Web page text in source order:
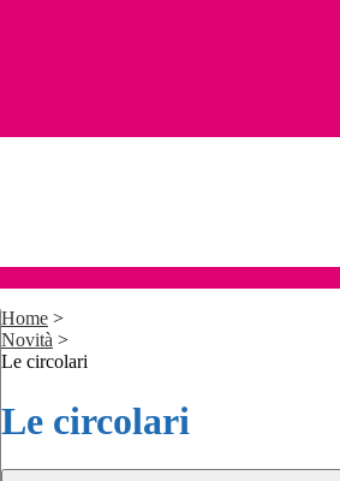
Home >
Novità >
Le circolari
Le circolari